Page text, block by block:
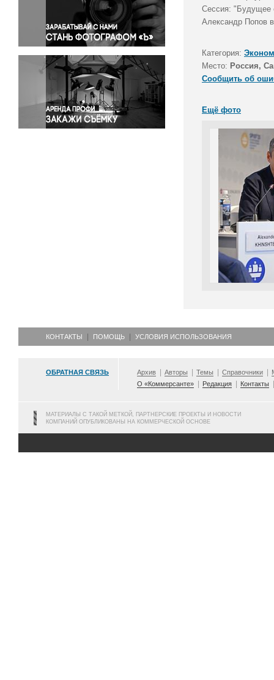
Правосудие
Происшествия и конфликты
Религия
Светская жизнь
Спорт
Экология
Экономика и бизнес
Сессия: "Будущее
Александр Попов
Категория:
Место: Россия,
Сообщить об
Ещё фото
КОНТАКТЫ ПОМОЩЬ УСЛОВИЯ ИСПОЛЬЗОВАНИЯ
ОБРАТНАЯ СВЯЗЬ Архив Авторы Темы Справочники
О «Коммерсанте»
Редакция Контакты
МАТЕРИАЛЫ С ТАКОЙ МЕТКОЙ, ПАРТНЕРСКИЕ ПРОЕКТЫ И НОВОСТИ
КОМПАНИЙ ОПУБЛИКОВАНЫ НА КОММЕРЧЕСКОЙ ОСНОВЕ